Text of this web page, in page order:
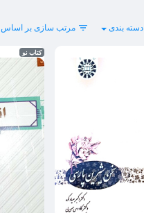
دسته بندی مرتب سازی بر اساس
کتاب نو